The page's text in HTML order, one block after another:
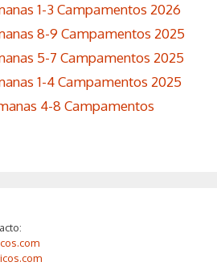
1-3 Campamentos 2026
8-9 Campamentos 2025
5-7 Campamentos 2025
1-4 Campamentos 2025
4-8 Campamentos